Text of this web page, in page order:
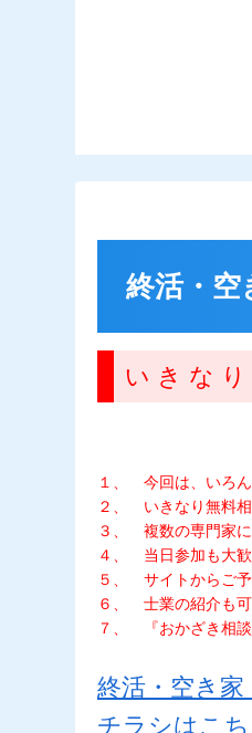
終活・
い き な り
１、 今回は、いろん
２、 いきなり無料相
３、 複数の専門家
４、 当日参加も大
５、 サイトからご予
６、 士業の紹介も可
７、 『おかざき相
終活・空き
チラシはこ